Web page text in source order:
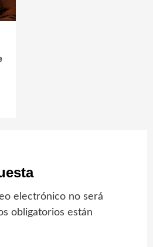
electrónico no será
obligatorios están